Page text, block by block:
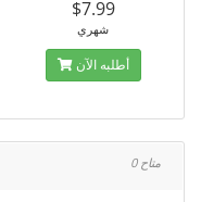
$7.99
شهري
أطلبه الآن
0 متاح